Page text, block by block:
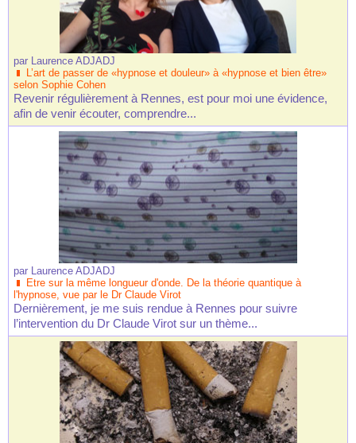
par Laurence ADJADJ
L’art de passer de «hypnose et douleur» à «hypnose et bien être»
selon Sophie Cohen
Revenir régulièrement à Rennes, est pour moi une évidence,
afin de venir écouter, comprendre...
par Laurence ADJADJ
Etre sur la même longueur d'onde. De la théorie quantique à
l'hypnose, vue par le Dr Claude Virot
Dernièrement, je me suis rendue à Rennes pour suivre
l’intervention du Dr Claude Virot sur un thème...